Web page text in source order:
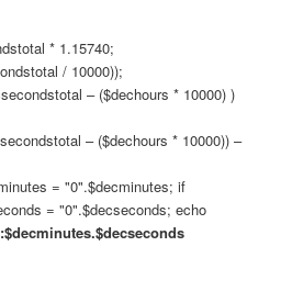
* 1.15740;
/ 10000));
– ($dechours * 10000) )
– ($dechours * 10000)) –
= "0".$decminutes; if
= "0".$decseconds; echo